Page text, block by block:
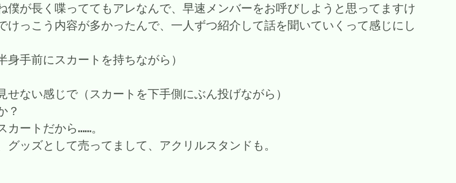
が長く喋っててもアレなんで、早速メンバーをお呼びしようと思ってますけ
っこう内容が多かったんで、一人ずつ紹介して話を聞いていくって感じにし
手前にスカートを持ちながら）
ない感じで（スカートを下手側にぶん投げながら）
？
ートだから……。
ッズとして売ってまして、アクリルスタンドも。